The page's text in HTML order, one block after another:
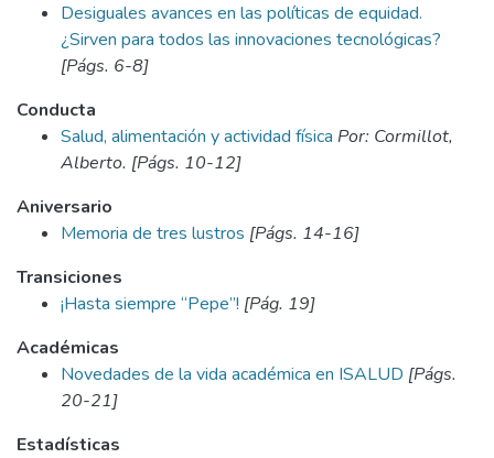
Desiguales avances en las políticas de equidad.
¿Sirven para todos las innovaciones tecnológicas?
[Págs. 6-8]
Conducta
Salud, alimentación y actividad física Por: Cormillot,
Alberto. [Págs. 10-12]
Aniversario
Memoria de tres lustros [Págs. 14-16]
Transiciones
¡Hasta siempre “Pepe”! [Pág. 19]
Académicas
Novedades de la vida académica en ISALUD [Págs.
20-21]
Estadísticas